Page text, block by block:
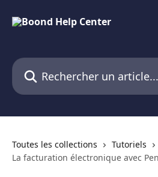
Rechercher un article...
Toutes les collections Tutoriels
La facturation électronique avec